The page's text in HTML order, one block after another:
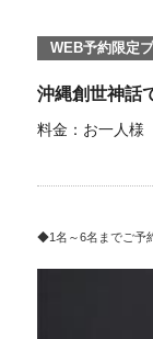
WEB予約限定
沖縄創世神話
料金：お一人様
1名～6名までご予